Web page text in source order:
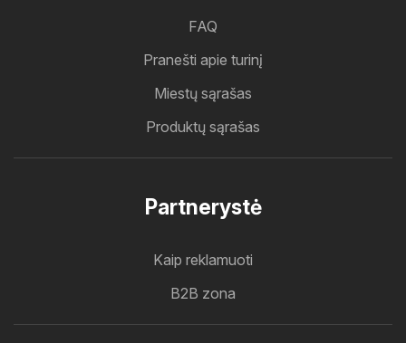
FAQ
Pranešti apie turinį
Miestų sąrašas
Produktų sąrašas
Partnerystė
Kaip reklamuoti
B2B zona